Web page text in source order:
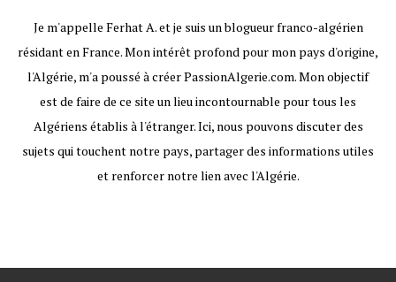
Je m'appelle Ferhat A. et je suis un blogueur franco-algérien
résidant en France. Mon intérêt profond pour mon pays d'origine,
l'Algérie, m'a poussé à créer PassionAlgerie.com. Mon objectif
est de faire de ce site un lieu incontournable pour tous les
Algériens établis à l'étranger. Ici, nous pouvons discuter des
sujets qui touchent notre pays, partager des informations utiles
et renforcer notre lien avec l'Algérie.